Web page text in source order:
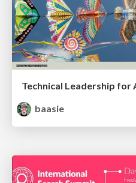
baasie